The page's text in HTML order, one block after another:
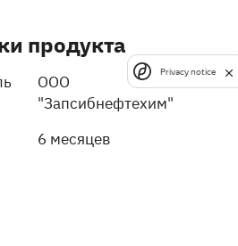
продукта
ООО
"Запсибнефтехим"
6 месяцев
Privacy notice